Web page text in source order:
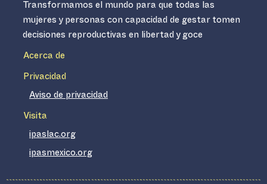
Transformamos el mundo para que todas las
mujeres y personas con capacidad de gestar tomen
decisiones reproductivas en libertad y goce
Acerca de
Privacidad
Aviso de privacidad
Visita
ipaslac.org
ipasmexico.org